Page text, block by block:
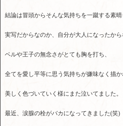
結論は冒頭からそんな気持ちを一蹴する素晴
実写だからなのか、自分が大人になったから
ベルや王子の無念さがとても胸を打ち、
全てを愛し平等に思う気持ちが嫌味なく描か
美しく色づいていく様にまた泣いてました。
最近、涙腺の栓がバカになってきました(笑)